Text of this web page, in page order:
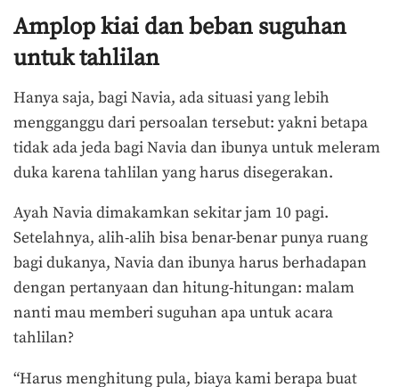
Amplop kiai dan beban suguhan
untuk tahlilan
Hanya saja, bagi Navia, ada situasi yang lebih
mengganggu dari persoalan tersebut: yakni betapa
tidak ada jeda bagi Navia dan ibunya untuk meleram
duka karena tahlilan yang harus disegerakan.
Ayah Navia dimakamkan sekitar jam 10 pagi.
Setelahnya, alih-alih bisa benar-benar punya ruang
bagi dukanya, Navia dan ibunya harus berhadapan
dengan pertanyaan dan hitung-hitungan: malam
nanti mau memberi suguhan apa untuk acara
tahlilan?
“Harus menghitung pula, biaya kami berapa buat